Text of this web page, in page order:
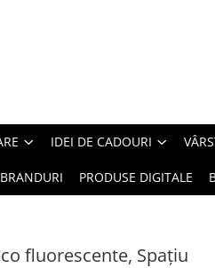
IDEI DE CADOURI
BRANDURI PRODUSE DIGITALE
fluorescente, Spațiu